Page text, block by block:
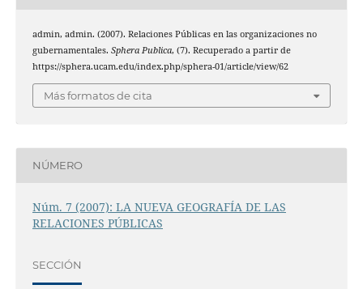
admin, admin. (2007). Relaciones Públicas en las organizaciones no
gubernamentales. Sphera Publica, (7). Recuperado a partir de
https://sphera.ucam.edu/index.php/sphera-01/article/view/62
Más formatos de cita
NÚMERO
Núm. 7 (2007): LA NUEVA GEOGRAFÍA DE LAS
RELACIONES PÚBLICAS
SECCIÓN